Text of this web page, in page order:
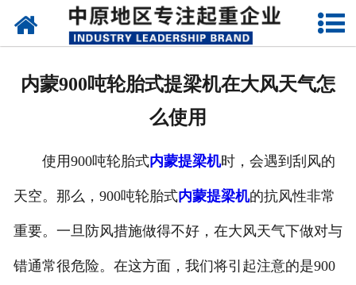
网站首页
企业视频
成功案例
内蒙900吨轮胎式提梁机在大风天气怎
么使用
使用900吨轮胎式内蒙提梁机时，会遇到刮风的
天空。那么，900吨轮胎式内蒙提梁机的抗风性非常
重要。一旦防风措施做得不好，在大风天气下做对与
错通常很危险。在这方面，我们将引起注意的是900